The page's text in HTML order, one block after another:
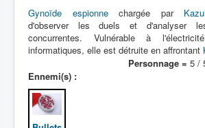
Références
Fanservice
Bullets
XOR Corporation
Entourage
Gynoïde
espionnechargée par
d'observer les duels et d'analyser
concurrentes. Vulnérable à
informatiques, elle est détruite en affrontant
Personnage = 5 /
Ennemi(s) :